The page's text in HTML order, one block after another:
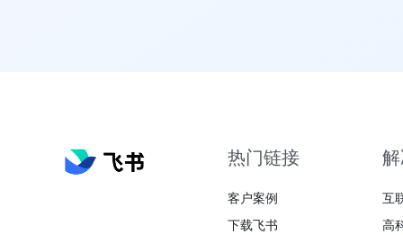
热门链接
客户案例
下载飞书
互
高